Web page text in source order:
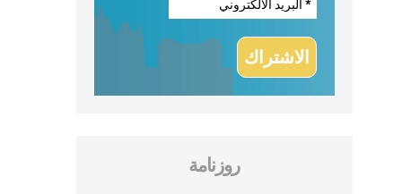
روزنامة